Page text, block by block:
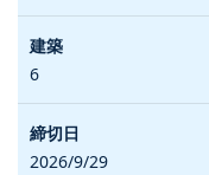
6
2026/9/29